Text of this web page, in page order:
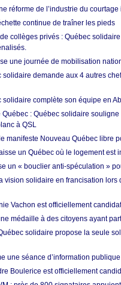
réforme de l’industrie du
continue de traîner les pieds
collèges privés : Québec
une journée de mobilisation
solidaire demande aux 4 autres
solidaire complète son équipe en
Québec : Québec solidaire
à QSL
manifeste Nouveau Québec libre
un Québec où le logement est
un « bouclier anti-spéculation »
vision solidaire en francisation lors
Vachon est officiellement
médaille à des citoyens ayant
solidaire propose la seule
une séance d’information
Boulerice est officiellement